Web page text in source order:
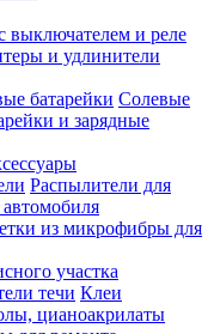
выключателем и реле
и удлинители
батарейки Солевые
и зарядные
Распылители для
из микрофибры для
участка
течи Клеи
цианоакрилаты